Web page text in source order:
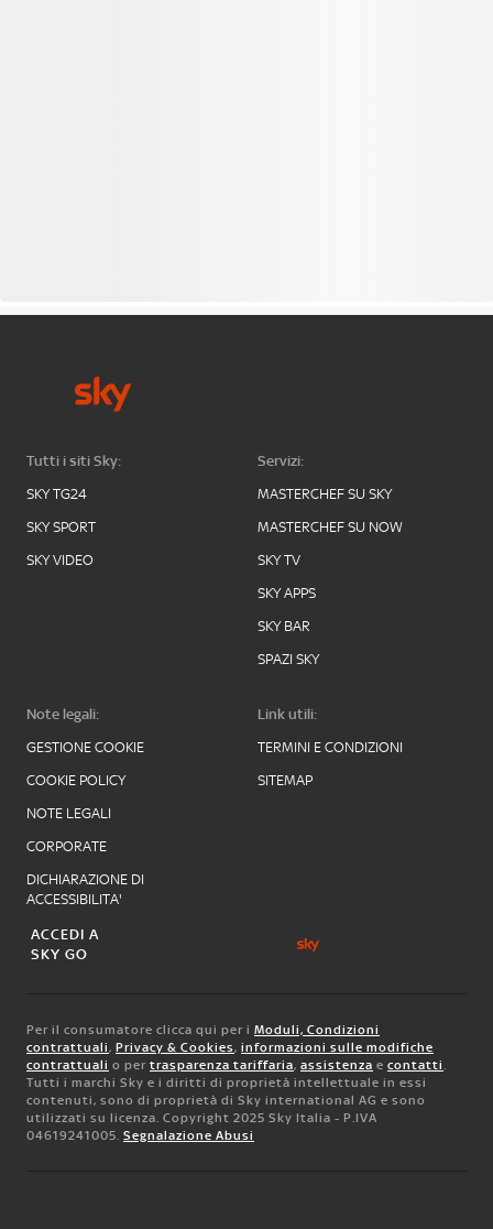
Tutti i siti Sky:
SKY TG24
SKY SPORT
SKY VIDEO
Servizi:
MASTERCHEF SU SKY
MASTERCHEF SU NOW
SKY TV
SKY APPS
SKY BAR
SPAZI SKY
Note legali:
GESTIONE COOKIE
COOKIE POLICY
NOTE LEGALI
CORPORATE
DICHIARAZIONE DI
ACCESSIBILITA'
Link utili:
TERMINI E CONDIZIONI
SITEMAP
ACCEDI A
SKY GO
Per il consumatore clicca qui per i Moduli, Condizioni
contrattuali, Privacy & Cookies, informazioni sulle modifiche
contrattuali o per trasparenza tariffaria, assistenza e contatti.
Tutti i marchi Sky e i diritti di proprietà intellettuale in essi
contenuti, sono di proprietà di Sky international AG e sono
utilizzati su licenza. Copyright 2025 Sky Italia - P.IVA
04619241005. Segnalazione Abusi